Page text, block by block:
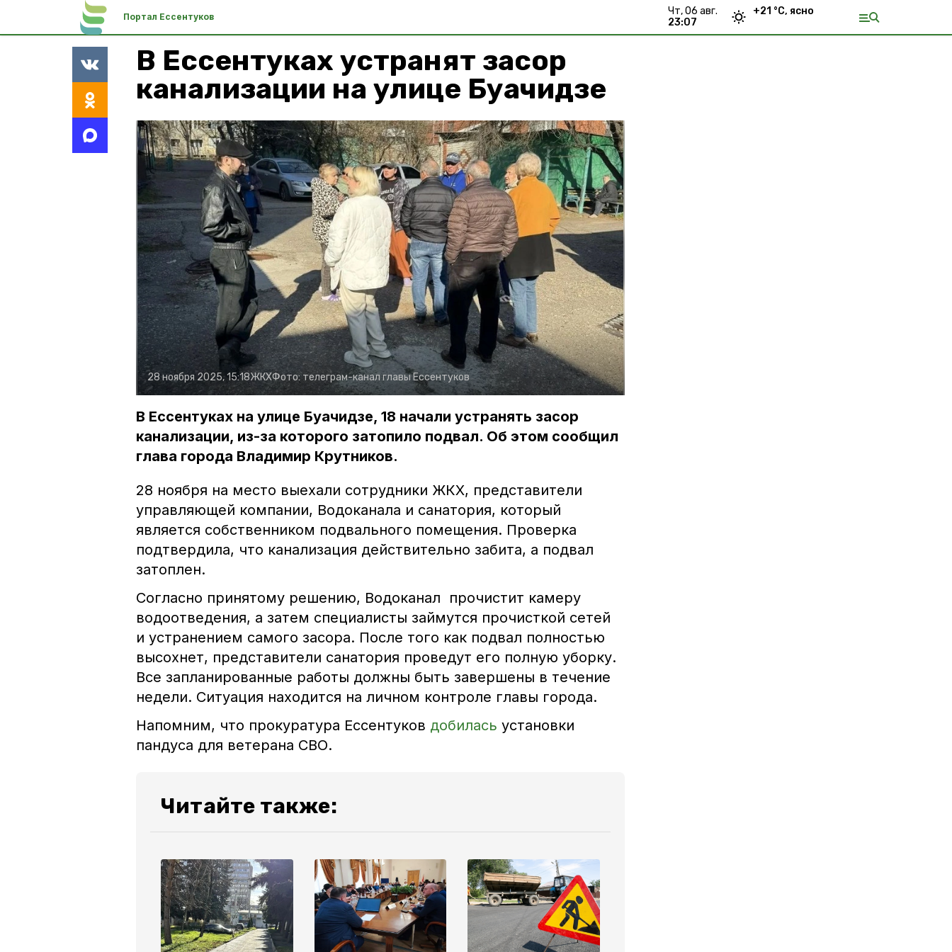
Портал Ессентуков
чт, 06 авг.
23:07
+21 °С, ясно
В Ессентуках устранят засор
канализации на улице Буачидзе
28 ноября 2025, 15:18ЖКХФото:телеграм-канал главы Ессентуков
В Ессентуках на улице Буачидзе, 18 начали устранять засор
канализации, из-за которого затопило подвал. Об этом сообщил
глава города Владимир Крутников.
28 ноября на место выехали сотрудники ЖКХ, представители
управляющей компании, Водоканала и санатория, который
является собственником подвального помещения. Проверка
подтвердила, что канализация действительно забита, а подвал
затоплен.
Согласно принятому решению, Водоканал
прочистит камеру
водоотведения, а затем специалисты займутся прочисткой сетей
и устранением самого засора. После того как подвал полностью
высохнет, представители санатория проведут его полную уборку.
Все запланированные работы должны быть завершены в течение
недели. Ситуация находится на личном контроле главы города.
Напомним, что прокуратура Ессентуков добилась установки
пандуса для ветерана СВО.
Читайте также: